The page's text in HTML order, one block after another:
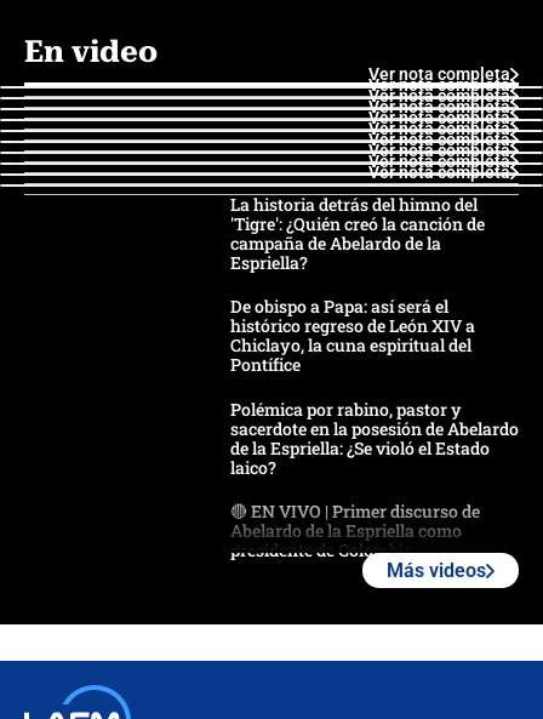
En video
Ver nota completa
Ver nota completa
Ver nota completa
Ver nota completa
Ver nota completa
Ver nota completa
Ver nota completa
Ver nota completa
Ver nota completa
Ver nota completa
La historia detrás del himno del
'Tigre': ¿Quién creó la canción de
campaña de Abelardo de la
Espriella?
De obispo a Papa: así será el
histórico regreso de León XIV a
Chiclayo, la cuna espiritual del
Pontífice
Polémica por rabino, pastor y
sacerdote en la posesión de Abelardo
de la Espriella: ¿Se violó el Estado
laico?
🔴 EN VIVO | Primer discurso de
Abelardo de la Espriella como
presidente de Colombia
Más videos